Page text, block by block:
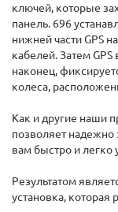
ключей, которые
панель. 696
нижней части GPS
кабелей. Затем
наконец,
колеса,
Как и другие наши
позволяет надежно
вам быстро и легко
Результатом
установка, которая